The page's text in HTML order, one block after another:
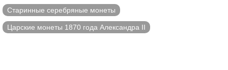
Старинные серебряные монеты
Царские монеты 1870 года Александра II